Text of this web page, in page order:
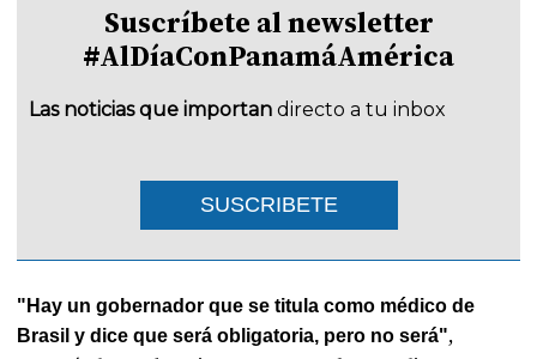
Suscríbete al newsletter
#AlDíaConPanamáAmérica
Las noticias que importan directo a tu inbox
SUSCRIBETE
"Hay un gobernador que se titula como médico de
Brasil y dice que será obligatoria, pero no será",